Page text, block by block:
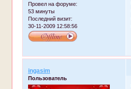
Провел на форуме:
53 минуты
Последний визит:
30-11-2009 12:58:56
ingasim
Пользователь